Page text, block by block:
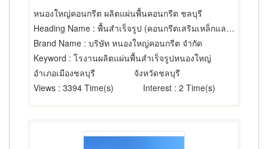
หนองใหญ่คอนกรีต ผลิตแผ่นพื้นคอนกรีต ชลบุรี
Heading Name : พื้นสำเร็จรูป (คอนกรีตเสริมเหล็กและอัดแรง),คอนกรีตเสริมเหล็ก,พื้นสำเร็จรูป (คอนกรีตเสริมเหล็กและอัดแรง)
Brand Name : บริษัท หนองใหญ่คอนกรีต จำกัด
Keyword : โรงานผลิตแผ่นพื้นสำเร็จรูปหนองใหญ่
อำเภอเมืองชลบุรี
จังหวัดชลบุรี
Views : 3394 Time(s) Interest : 2 Time(s)